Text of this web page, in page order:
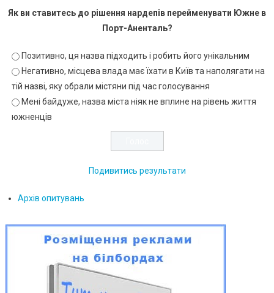
Як ви ставитесь до рішення нардепів перейменувати Южне в
Порт-Аненталь?
Позитивно, ця назва підходить і робить його унікальним
Негативно, місцева влада має їхати в Київ та наполягати на
тій назві, яку обрали містяни під час голосування
Мені байдуже, назва міста ніяк не вплине на рівень життя
южненців
Подивитись результати
Архів опитувань